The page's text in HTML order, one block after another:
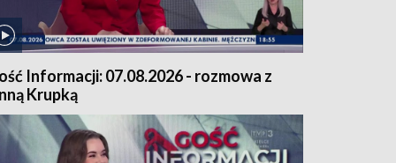
Informacji: 07.08.2026 - rozmowa z
Krupką